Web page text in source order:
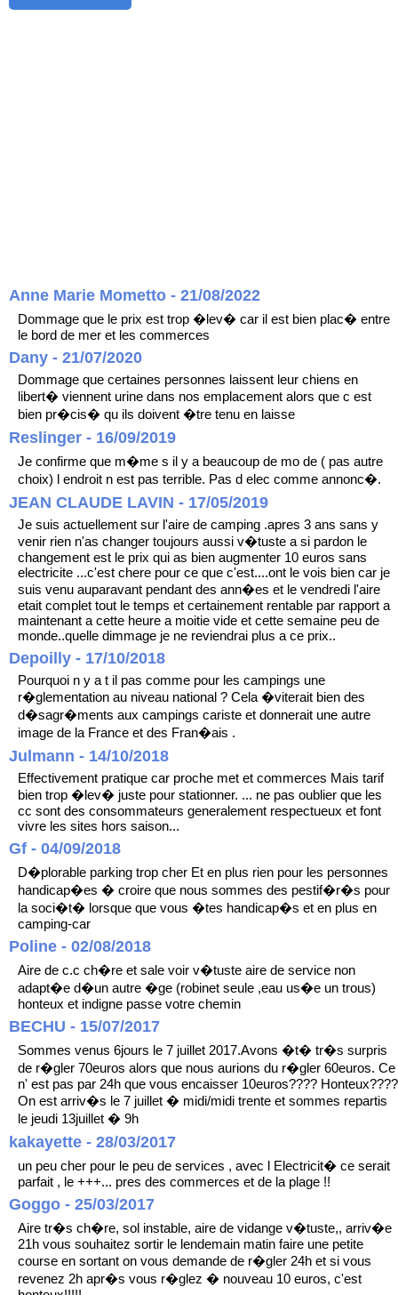
Anne Marie Mometto - 21/08/2022
Dommage que le prix est trop �lev� car il est bien plac� entre
le bord de mer et les commerces
Dany - 21/07/2020
Dommage que certaines personnes laissent leur chiens en
libert� viennent urine dans nos emplacement alors que c est
bien pr�cis� qu ils doivent �tre tenu en laisse
Reslinger - 16/09/2019
Je confirme que m�me s il y a beaucoup de mo de ( pas autre
choix) l endroit n est pas terrible. Pas d elec comme annonc�.
JEAN CLAUDE LAVIN - 17/05/2019
Je suis actuellement sur l'aire de camping .apres 3 ans sans y
venir rien n'as changer toujours aussi v�tuste a si pardon le
changement est le prix qui as bien augmenter 10 euros sans
electricite ...c'est chere pour ce que c'est....ont le vois bien car je
suis venu auparavant pendant des ann�es et le vendredi l'aire
etait complet tout le temps et certainement rentable par rapport a
maintenant a cette heure a moitie vide et cette semaine peu de
monde..quelle dimmage je ne reviendrai plus a ce prix..
Depoilly - 17/10/2018
Pourquoi n y a t il pas comme pour les campings une
r�glementation au niveau national ? Cela �viterait bien des
d�sagr�ments aux campings cariste et donnerait une autre
image de la France et des Fran�ais .
Julmann - 14/10/2018
Effectivement pratique car proche met et commerces Mais tarif
bien trop �lev� juste pour stationner. ... ne pas oublier que les
cc sont des consommateurs generalement respectueux et font
vivre les sites hors saison...
Gf - 04/09/2018
D�plorable parking trop cher Et en plus rien pour les personnes
handicap�es � croire que nous sommes des pestif�r�s pour
la soci�t� lorsque que vous �tes handicap�s et en plus en
camping-car
Poline - 02/08/2018
Aire de c.c ch�re et sale voir v�tuste aire de service non
adapt�e d�un autre �ge (robinet seule ,eau us�e un trous)
honteux et indigne passe votre chemin
BECHU - 15/07/2017
Sommes venus 6jours le 7 juillet 2017.Avons �t� tr�s surpris
de r�gler 70euros alors que nous aurions du r�gler 60euros. Ce
n' est pas par 24h que vous encaisser 10euros???? Honteux????
On est arriv�s le 7 juillet � midi/midi trente et sommes repartis
le jeudi 13juillet � 9h
kakayette - 28/03/2017
un peu cher pour le peu de services , avec l Electricit� ce serait
parfait , le +++... pres des commerces et de la plage !!
Goggo - 25/03/2017
Aire tr�s ch�re, sol instable, aire de vidange v�tuste,, arriv�e
21h vous souhaitez sortir le lendemain matin faire une petite
course en sortant on vous demande de r�gler 24h et si vous
revenez 2h apr�s vous r�glez � nouveau 10 euros, c'est